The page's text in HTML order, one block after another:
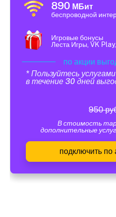
890 МБит
беспроводной
Игровые бонусы
Леста Игры, VK
по акции
* Пользуйтесь услугами
в течение 30 дней
950
В стоимость
дополнительные
подключить по